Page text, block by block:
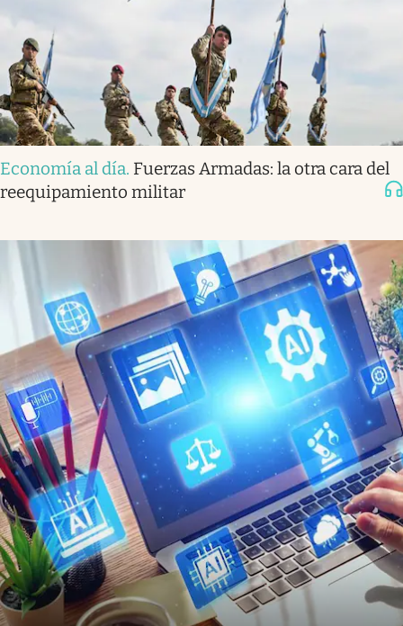
Economía al día. Fuerzas Armadas: la otra cara del
reequipamiento militar